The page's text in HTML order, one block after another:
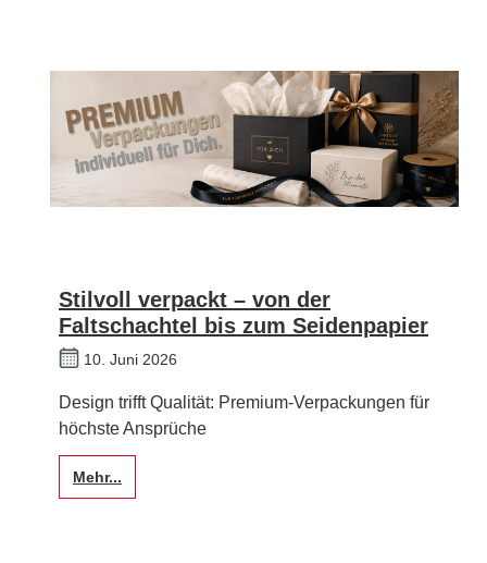
Stilvoll verpackt – von der
Faltschachtel bis zum Seidenpapier
10. Juni 2026
Design trifft Qualität: Premium-Verpackungen für
höchste Ansprüche
Mehr...